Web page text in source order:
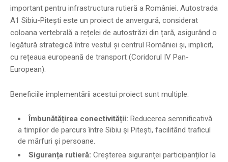
important pentru infrastructura rutieră a României. Autostrada
A1 Sibiu-Pitești este un proiect de anvergură, considerat
coloana vertebrală a rețelei de autostrăzi din țară, asigurând o
legătură strategică între vestul și centrul României și, implicit,
cu rețeaua europeană de transport (Coridorul IV Pan-
European).
Beneficiile implementării acestui proiect sunt multiple:
Îmbunătățirea conectivității: Reducerea semnificativă
a timpilor de parcurs între Sibiu și Pitești, facilitând traficul
de mărfuri și persoane.
Siguranța rutieră: Creșterea siguranței participanților la